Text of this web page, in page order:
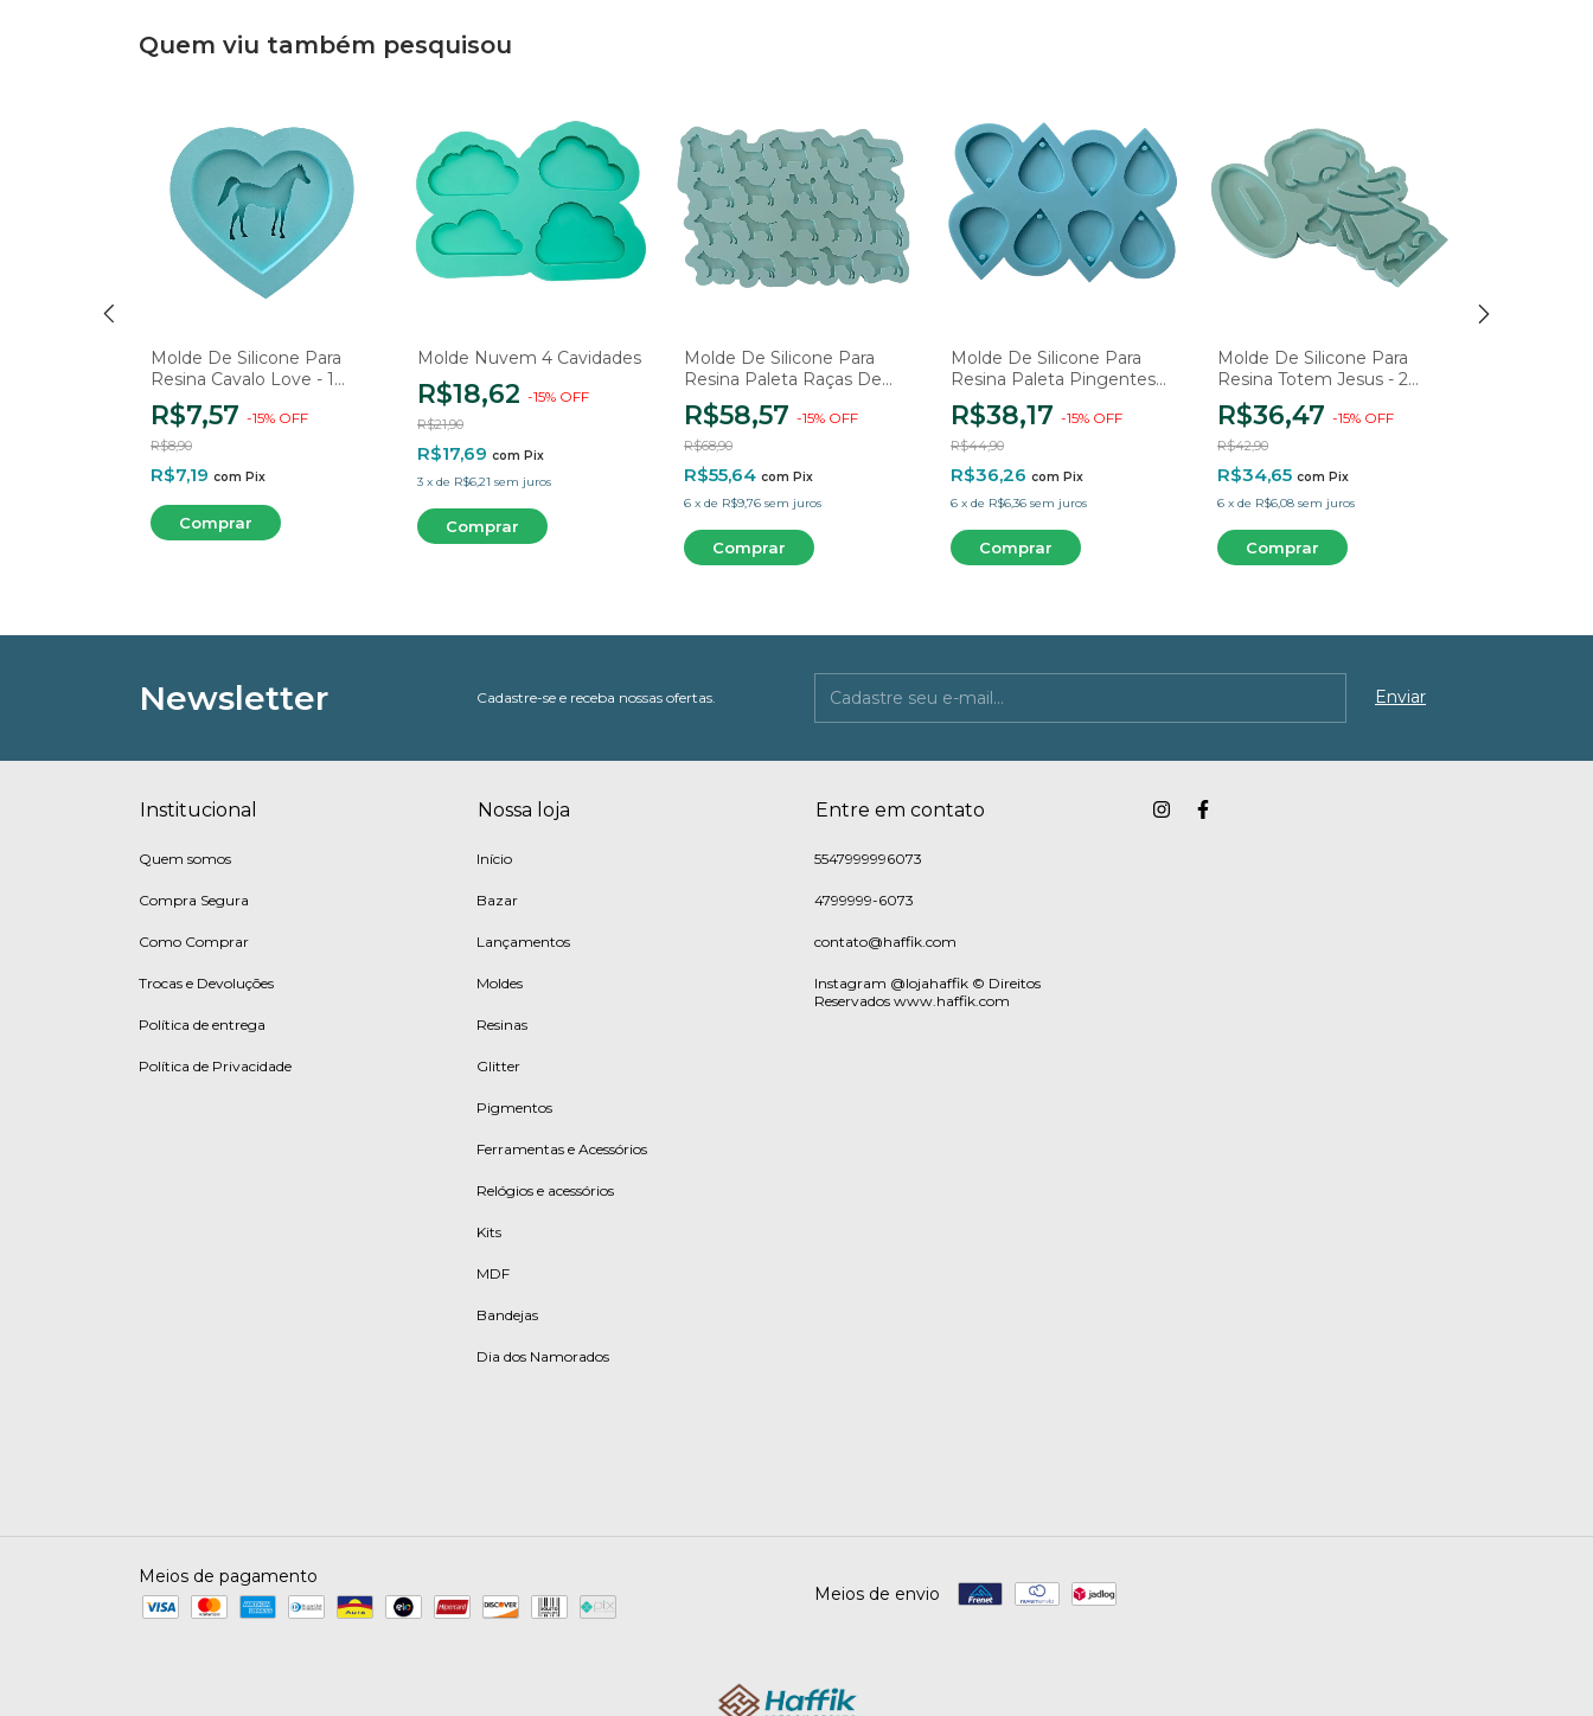
Quem viu também pesquisou
Molde De Silicone Para
Resina Cavalo Love - 1
Cavidade
R$7,57 -15% OFF
R$8,90
R$7,19 com Pix
Molde Nuvem 4 Cavidades
R$18,62 -15% OFF
R$21,90
R$17,69 com Pix
3 x de R$6,21 sem juros
Molde De Silicone Para
Resina Paleta Raças De
Cachorros - 20 Cavidades
R$58,57 -15% OFF
R$68,90
R$55,64 com Pix
6 x de R$9,76 sem juros
Molde De Silicone Para
Resina Paleta Pingentes
Gota - 8 Cavidades
R$38,17 -15% OFF
R$44,90
R$36,26 com Pix
6 x de R$6,36 sem juros
Molde De Silicone Para
Resina Totem Jesus - 2
Cavidades
R$36,47 -15% OFF
R$42,90
R$34,65 com Pix
6 x de R$6,08 sem juros
Newsletter Cadastre-se e receba nossas ofertas.
Institucional
Quem somos
Compra Segura
Como Comprar
Trocas e Devoluções
Política de entrega
Política de Privacidade
Nossa loja
Início
Bazar
Lançamentos
Moldes
Resinas
Glitter
Pigmentos
Ferramentas e Acessórios
Relógios e acessórios
Kits
MDF
Bandejas
Dia dos Namorados
Entre em contato
5547999996073
4799999-6073
contato@haffik.com
Instagram @lojahaffik © Direitos
Reservados www.haffik.com
Meios de pagamento
Meios de envio